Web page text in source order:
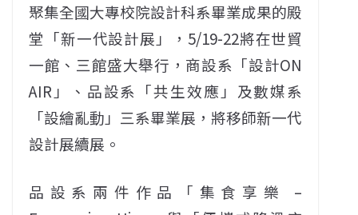
聚集全國大專校院設計科系畢業成果的殿
堂「新一代設計展」，5/19-22將在世貿
一館、三館盛大舉行，商設系「設計ON
AIR」、品設系「共生效應」及數媒系
「設繪亂動」三系畢業展，將移師新一代
設計展續展。
品設系兩件作品「集食享樂 –